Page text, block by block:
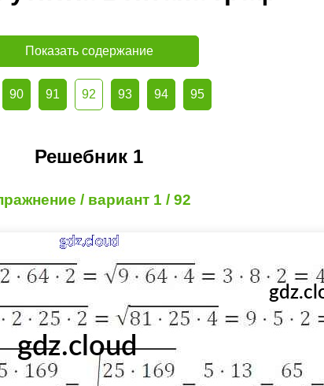
Показать содержание
90 91 92 93 94 95
Решебник 1
/ вариант 1 / 92